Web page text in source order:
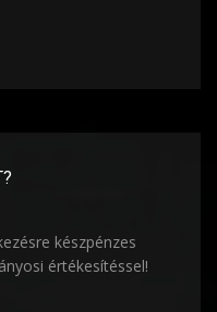
készpénzes
értékesítéssel!